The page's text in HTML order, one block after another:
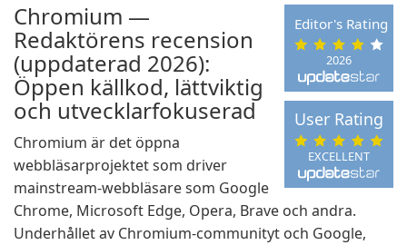
2026
Editor's Rating
EXCELLENT
User Rating
Chromium —
Redaktörens recension
(uppdaterad 2026):
Öppen källkod, lättviktig
och utvecklarfokuserad
Chromium är det öppna
webbläsarprojektet som driver
mainstream-webbläsare som Google
Chrome, Microsoft Edge, Opera, Brave och andra.
Underhållet av Chromium-communityt och Google,